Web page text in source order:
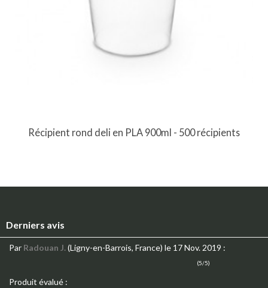
Récipient rond deli en PLA 900ml - 500 récipients
Derniers avis
Par Radouan J.(Ligny-en-Barrois, France) le 17 Nov. 2019 :
(5/5)
Produit évalué :